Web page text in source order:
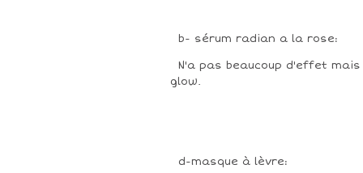
b- sérum radian a la rose:
N'a pas beaucoup d'effet
glow.
d-masque à lèvre: